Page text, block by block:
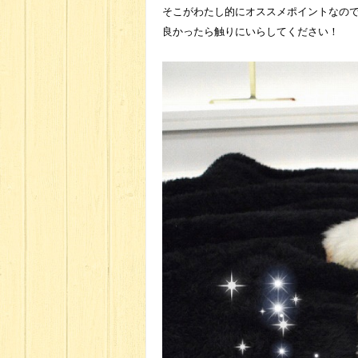
そこがわたし的にオススメポイントなの
良かったら触りにいらしてください！